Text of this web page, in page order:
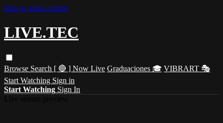
Skip to main content
LIVE.TEC
Browse Search [ 🔴 ] Now Live Graduaciones 🎓 VIBRART 🎭
Start Watching Sign in
Start Watching Sign In